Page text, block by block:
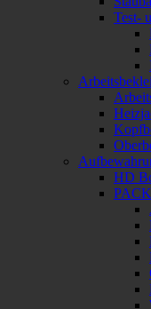
Test-
HD